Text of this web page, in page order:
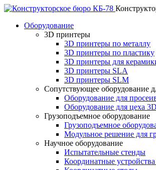
Оборудование
3D принтеры
3D принтеры по металлу
3D принтеры по пластику
3D принтеры для
3D принтеры SLA
3D принтеры SLM
Сопутствующее оборудование
Оборудование для
Оборудование для цеха
Грузоподъемное оборудование
Грузоподъемное
Модульное решение для
Научное оборудование
Испытательные стенды
Координатные